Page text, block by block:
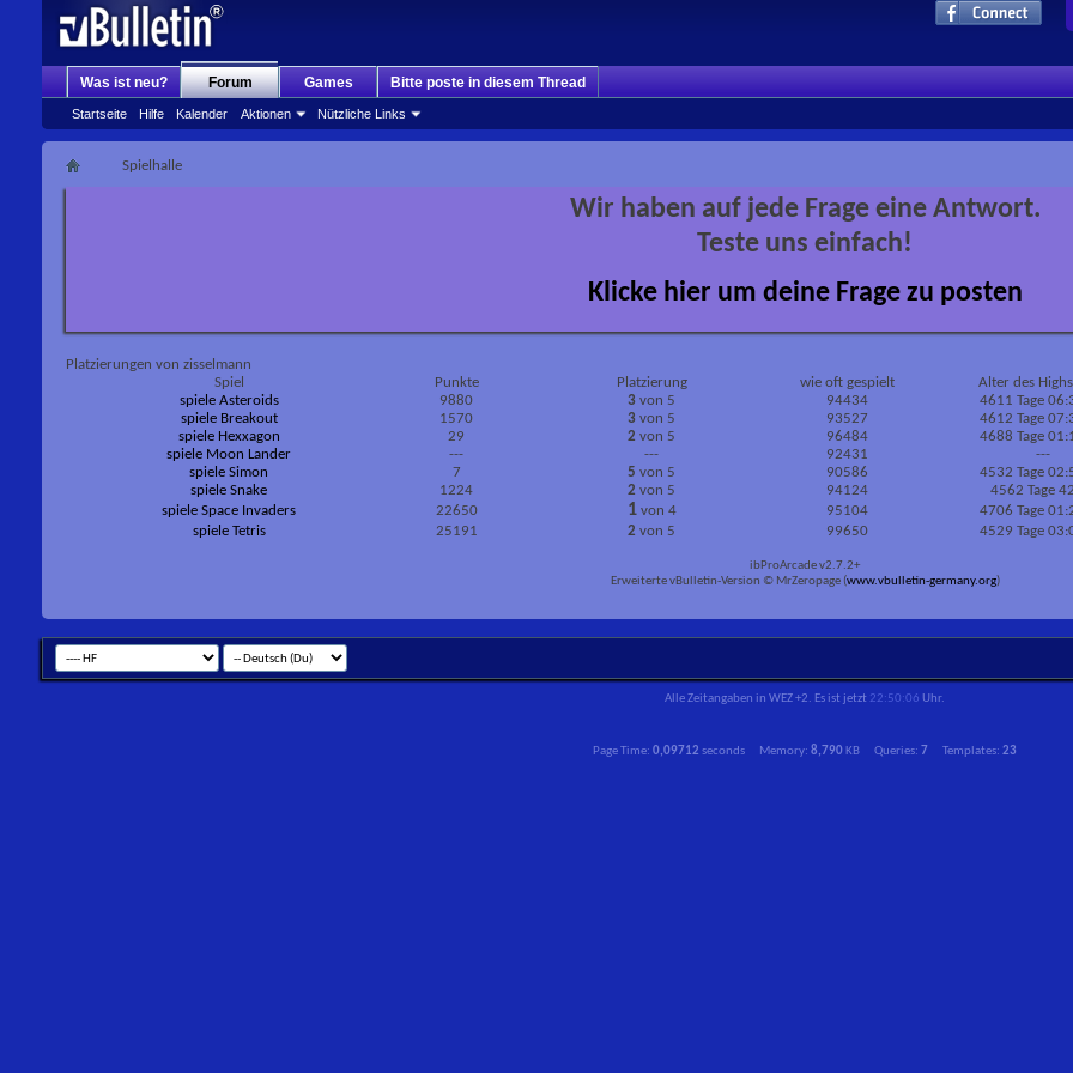
Was ist neu? Forum
Startseite Hilfe Kalender Aktionen Nützliche Links
Games Bitte poste in diesem Thread
Spielhalle
Wir haben auf jede Frage eine Antwort.
Teste uns einfach!
Klicke hier um deine Frage zu posten
Platzierungen von zisselmann
Spiel
Punkte Platzierung wie oft gespielt
Alter des
spiele Asteroids
9880 3 von 5 94434
4611 Tage
spiele Breakout
1570 3 von 5 93527
4612 Tage
spiele Hexxagon
29 2 von 5 96484
4688 Tage
spiele Moon Lander
--- --- 92431
---
spiele Simon
7 5 von 5 90586
4532 Tage
spiele Snake
1224 2 von 5 94124
4562 Tage
spiele Space Invaders
22650 1von 4 95104
4706 Tage
spiele Tetris
25191 2 von 5 99650 4529 Tage
ibProArcade v2.7.2+
Erweiterte vBulletin-Version © MrZeropage (www.vbulletin-germany.org)
Alle Zeitangaben in WEZ +2. Es ist jetzt 22:50:06 Uhr.
Page Time: 0,09712 seconds Memory: 8,790 KB Queries: 7 Templates: 23